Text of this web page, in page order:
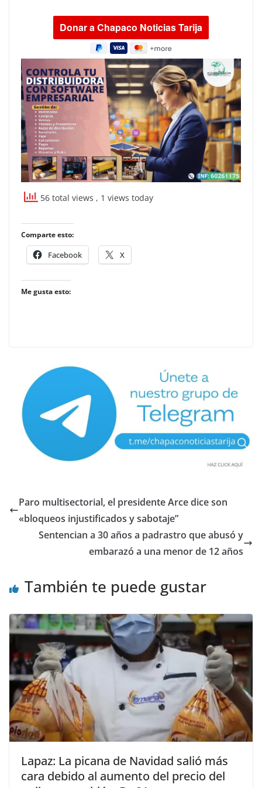
56 total views , 1 views today
Comparte esto:
Facebook X
Me gusta esto:
Paro multisectorial, el presidente Arce dice son
«bloqueos injustificados y sabotaje”
Sentencian a 30 años a padrastro que abusó y
embarazó a una menor de 12 años
También te puede gustar
Lapaz: La picana de Navidad salió más
cara debido al aumento del precio del